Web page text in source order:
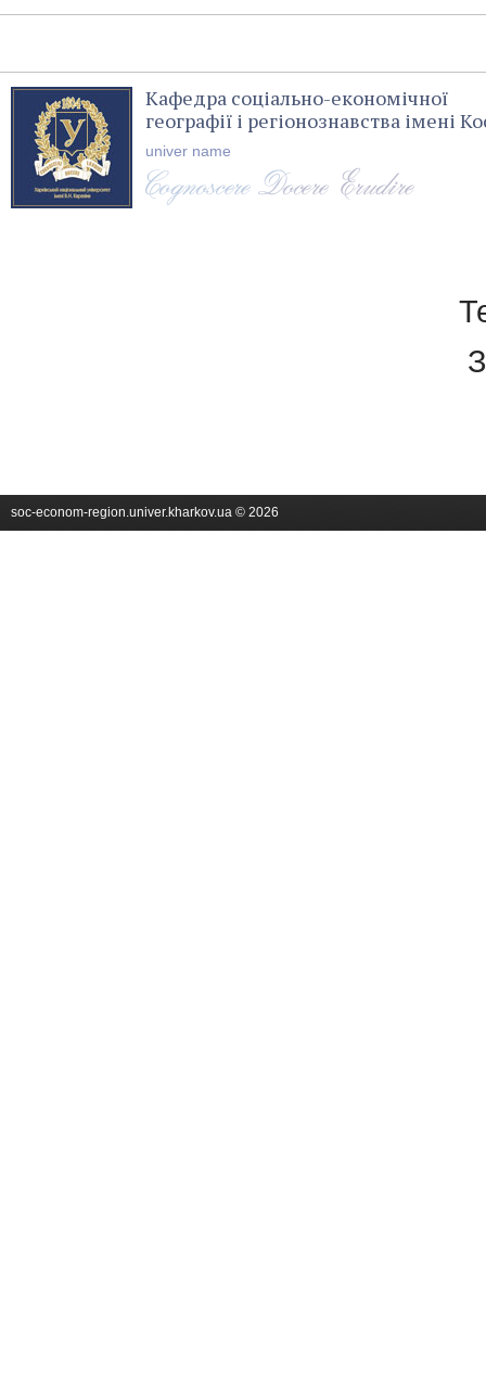
Кафедра соціально-економічної
географії і регіонознавства імені
univer name
soc-econom-region.univer.kharkov.ua © 2026